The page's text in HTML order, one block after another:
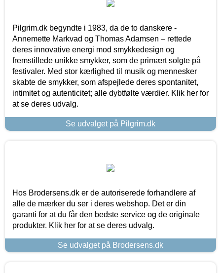
Pilgrim.dk begyndte i 1983, da de to danskere -
Annemette Markvad og Thomas Adamsen – rettede
deres innovative energi mod smykkedesign og
fremstillede unikke smykker, som de primært solgte på
festivaler. Med stor kærlighed til musik og mennesker
skabte de smykker, som afspejlede deres spontanitet,
intimitet og autenticitet; alle dybtfølte værdier. Klik her for
at se deres udvalg.
Se udvalget på Pilgrim.dk
Hos Brodersens.dk er de autoriserede forhandlere af
alle de mærker du ser i deres webshop. Det er din
garanti for at du får den bedste service og de originale
produkter. Klik her for at se deres udvalg.
Se udvalget på Brodersens.dk